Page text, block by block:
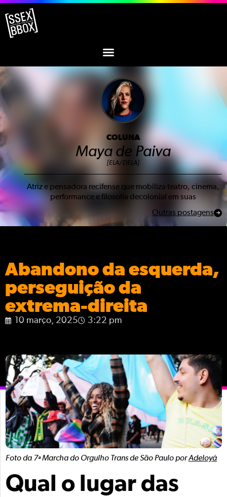
COLUNA
Maya de Paiva
[ELA/DELA]
Atriz e pensadora recifense que mobiliza teatro, cinema,
performance e filosofia decolonial em suas
Outras postagens
Abandono da esquerda,
perseguição da
extrema-direita
10 março, 2025 3:22 pm
Foto da 7ª Marcha do Orgulho Trans de São Paulo porAdeloyá
Qual o lugar das